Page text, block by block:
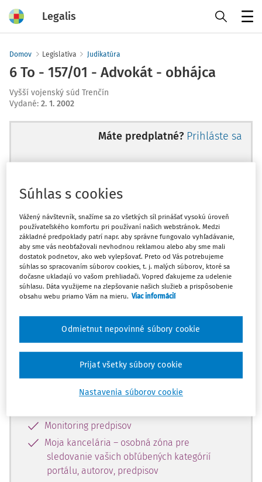
Legalis
Domov Legislatíva Judikatúra
6 To - 157/01 - Advokát - obhájca
Vyšší vojenský súd Trenčín
Vydané: 2. 1. 2002
Máte predplatné? Prihláste sa
Ups, zatiaľ ste si prečítali len
začiatok...
Celý odborný obsah z tejto oblasti je
dostupný predplatiteľom portálu.
obsahu a získajte prístup na 10 dní
zdarma, stačí sa len zaregistrovať.
Vďaka registrácii získate prístup aj k
vybranému obsahu:
Monitoring predpisov
Moja kancelária – osobná zóna pre
sledovanie vašich obľúbených kategórií
portálu, autorov, predpisov
Súhlas s cookies
Vážený návštevník, snažíme sa zo všetkých síl prinášať vysokú úroveň
používateľského komfortu pri používaní našich webstránok. Medzi
základné predpoklady patrí napr. aby správne fungovalo vyhľadávanie,
aby sme vás neobťažovali nevhodnou reklamou alebo aby sme mali
dostatok podnetov, ako web vylepšovať. Preto od Vás potrebujeme
súhlas so spracovaním súborov cookies, t. j. malých súborov, ktoré sa
dočasne ukladajú vo vašom prehliadači. Vopred ďakujeme za udelenie
súhlasu. Dáta využijeme na zlepšovanie našich služieb a prispôsobenie
obsahu webu priamo Vám na mieru. Viac informácií
Nastavenia súborov cookie
Odmietnut nepovinné súbory cookie
Prijať všetky súbory cookie